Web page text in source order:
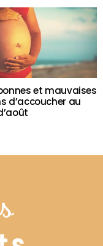
et mauvaises
d’accoucher au